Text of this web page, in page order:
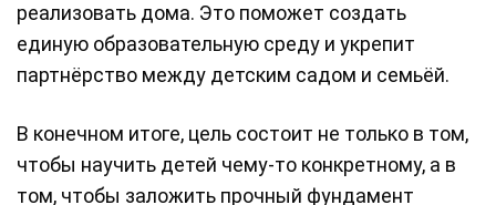
реализовать дома. Это поможет создать
единую образовательную среду и укрепит
партнёрство между детским садом и семьёй.
В конечном итоге, цель состоит не только в том,
чтобы научить детей чему-то конкретному, а в
том, чтобы заложить прочный фундамент